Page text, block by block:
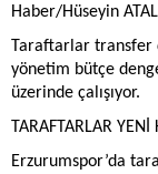
Haber/Hüseyin
Taraftarlar transfer
yönetim bütçe
üzerinde çalışıyor.
TARAFTARLAR
Erzurumspor’da